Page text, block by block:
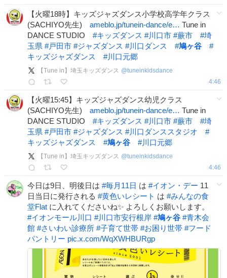
【火曜18時】キッズジャズダンス小学校高学年クラス
(SACHIYO先生) ameblo.jp/tunein-dance/e… Tune in
DANCE STUDIO #キッズダンス #川口市 #蕨市 #埼
玉県 #戸田市 #ジャズダンス #川口ダンス #鳩ヶ谷
#
キッズジャズダンス
#川口元郷
【Tune in】埼玉キッズダンス @tuneinkidsdance
4:46
【火曜15:45】キッズジャズダンス幼児クラス
(SACHIYO先生) ameblo.jp/tunein-dance/e… Tune in
DANCE STUDIO #キッズダンス #川口市 #蕨市 #埼
玉県 #戸田市 #ジャズダンス #川口ダンススタジオ
#
キッズジャズダンス
#鳩ヶ谷 #川口元郷
【Tune in】埼玉キッズダンス @tuneinkidsdance
4:46
今日は9日、明後日は #毎月11日 は #イオン・デー 11
日当日に発行される #黄色いレシート は #みんなの食
堂Flat に入れてくださいね✨ よろしくお願いします。
#イオンモール川口 #川口市安行根岸 #鳩ヶ谷 #青木会
館 #さいわい診療所 #子育て世帯 #お困り世帯 #フード
パントリー pic.x.com/WqXWHBURgp